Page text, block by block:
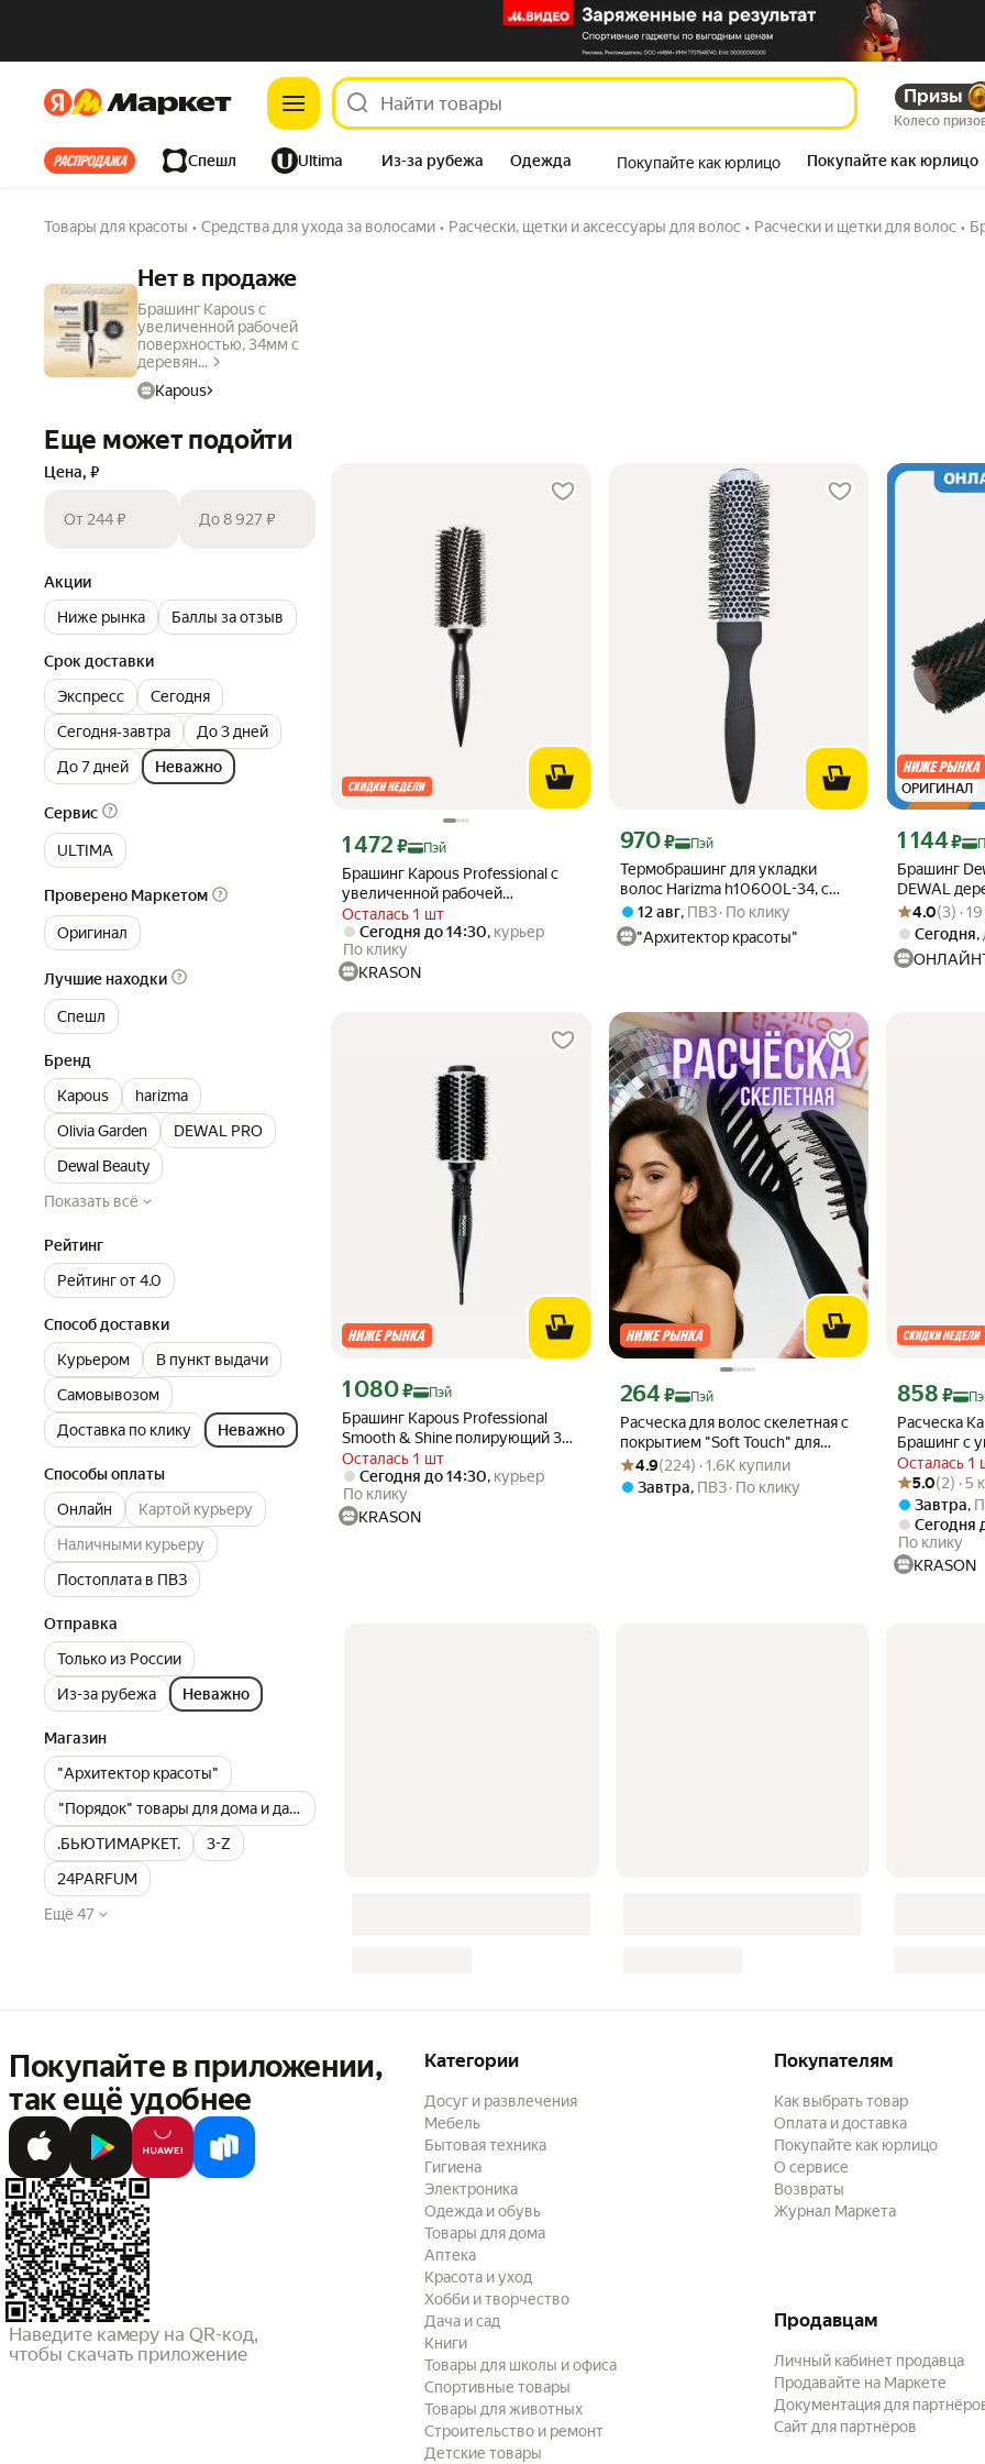
ЯндексЯндекс Призы
Колесо
Все хиты Спешл Ultima Из-за рубежа Одежда Покупайте как юрлицо Покупайте как юрлицо
Товары для красоты • Средства для ухода за волосами • Расчески, щетки и аксессуары для волос • Расчески и щетки для волос •
Нет в продаже
Брашинг Kapous с
увеличенной рабочей
поверхностью, 34мм с
деревян...
Kapous
Еще может подойти
Цена, ₽
От 244 ₽ До 8 927 ₽
Акции
Ниже рынка
Баллы за отзыв
Срок доставки
Экспресс
Сегодня
Сегодня‐завтра
До 3 дней
До 7 дней
Неважно
Сервис
ULTIMA
Проверено Маркетом
Оригинал
Лучшие находки
Спешл
Бренд
Kapous
harizma
Olivia Garden
DEWAL PRO
Dewal Beauty
Показать всё
Рейтинг
Рейтинг от 4.0
Способ доставки
Курьером
В пункт выдачи
Самовывозом
Доставка по клику
Неважно
Способы оплаты
Онлайн
Картой курьеру
Наличными курьеру
Постоплата в ПВЗ
Отправка
Только из России
Из-за рубежа
Неважно
Магазин
"Архитектор красоты"
"Порядок" товары для дома и дачи
.БЬЮТИМАРКЕТ.
3-Z
24PARFUM
Ещё 47
Брашинг Kapous Professional с
увеличенной рабочей
поверхностью 34 мм с
деревянной ручкой, 1 шт
Осталась 1 шт
Цена с картой Яндекс Пэй 1472 ₽ вместо
1 472 ₽ Пэй
Сегодня до 14:30, курьер
По клику
KRASON
Термобрашинг для укладки
волос Harizma h10600L-34, с
увеличенной рабочей
поверхностью, диаметр- 34 мм
Цена с картой Яндекс Пэй 970 ₽ вместо
970₽ Пэй
12 авг, ПВЗ По клику
"Архитектор красоты"
ОРИГИНАЛ
Брашинг
DEWAL
ручкой d
Цена с
1 144₽
Рейтинг
Оценок: (3) ·
4.0(3) ·
Сегодня,
Брашинг Kapous Professional
Smooth & Shine полирующий 33
мм, 1 шт
Осталась 1 шт
Цена с картой Яндекс Пэй 1080 ₽ вместо
1 080₽ Пэй
Сегодня до 14:30, курьер
По клику
KRASON
Расческа для волос скелетная с
покрытием "Soft Touch" для
укладки и объема волос
Цена с картой Яндекс Пэй 264 ₽ вместо
264 ₽ Пэй
Рейтинг товара: 4.9 из 5
Оценок: (224) · 1.6K купили
4.9(224) · 1.6K купили
Завтра, ПВЗ По клику
Расческа
Брашинг с
Осталась 1
Цена с
858 ₽
Рейтинг
Оценок: (2) ·
5.0(2) · 5
Завтра,
Сегодня
По клику
KRASON
Покупайте в приложении,
так ещё удобнее
Наведите камеру на QR-код,
чтобы скачать приложение
Категории
Досуг и развлечения
Мебель
Бытовая техника
Гигиена
Электроника
Одежда и обувь
Товары для дома
Аптека
Красота и уход
Хобби и творчество
Дача и сад
Книги
Товары для школы и офиса
Спортивные товары
Товары для животных
Строительство и ремонт
Детские товары
Покупателям
Как выбрать товар
Оплата и доставка
Покупайте как юрлицо
О сервисе
Возвраты
Журнал Маркета
Продавцам
Личный кабинет продавца
Продавайте на Маркете
Документация для
Сайт для партнёров